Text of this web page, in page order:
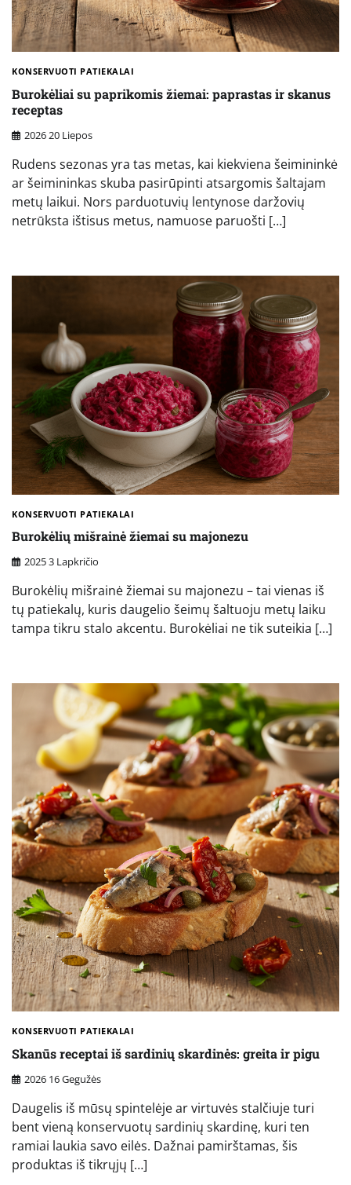
KONSERVUOTI PATIEKALAI
Burokėliai su paprikomis žiemai: paprastas ir skanus
receptas
2026 20 Liepos
Rudens sezonas yra tas metas, kai kiekviena šeimininkė
ar šeimininkas skuba pasirūpinti atsargomis šaltajam
metų laikui. Nors parduotuvių lentynose daržovių
netrūksta ištisus metus, namuose paruošti […]
KONSERVUOTI PATIEKALAI
Burokėlių mišrainė žiemai su majonezu
2025 3 Lapkričio
Burokėlių mišrainė žiemai su majonezu – tai vienas iš
tų patiekalų, kuris daugelio šeimų šaltuoju metų laiku
tampa tikru stalo akcentu. Burokėliai ne tik suteikia […]
KONSERVUOTI PATIEKALAI
Skanūs receptai iš sardinių skardinės: greita ir pigu
2026 16 Gegužės
Daugelis iš mūsų spintelėje ar virtuvės stalčiuje turi
bent vieną konservuotų sardinių skardinę, kuri ten
ramiai laukia savo eilės. Dažnai pamirštamas, šis
produktas iš tikrųjų […]